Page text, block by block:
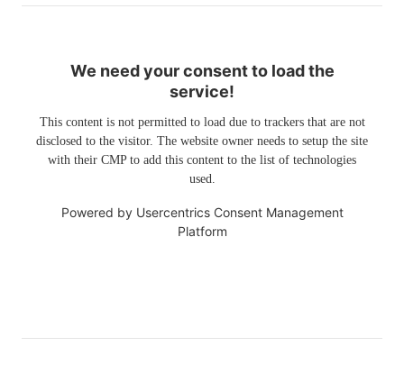
We need your consent to load the
service!
This content is not permitted to load due to trackers that are not
disclosed to the visitor. The website owner needs to setup the site
with their CMP to add this content to the list of technologies
used.
Powered by Usercentrics Consent Management
Platform